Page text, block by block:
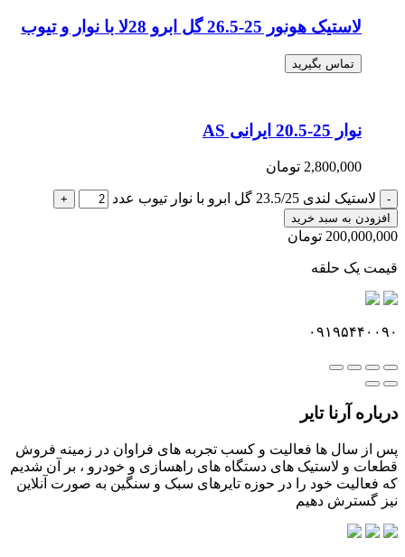
لاستیک هونور 25-26.5 گل ابرو 28لا با نوار و تیوب
تماس بگیرید
نوار 25-20.5 ایرانی AS
2,800,000 تومان
- لاستیک لندی 23.5/25 گل ابرو با نوار تیوب عدد
+
افزودن به سبد خرید
200,000,000 تومان
قیمت یک حلقه
۰۹۱۹۵۴۴۰۰۹۰
درباره آرنا تایر
پس از سال ها فعالیت و کسب تجربه های فراوان در زمینه فروش
قطعات و لاستیک های دستگاه های راهسازی و خودرو ، بر آن شدیم
که فعالیت خود را در حوزه تایرهای سبک و سنگین به صورت آنلاین
نیز گسترش دهیم